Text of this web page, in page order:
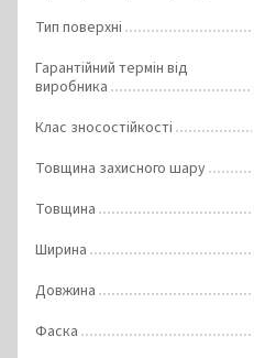
Тип поверхні
Гарантійний термін від
виробника
Клас зносостійкості
Товщина захисного шару
Товщина
Ширина
Довжина
Фаска